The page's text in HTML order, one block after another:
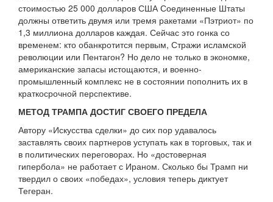
стоимостью 25 000 долларов США Соединенные Штаты
должны ответить двумя или тремя ракетами «Пэтриот» по
1,3 миллиона долларов каждая. Сейчас это гонка со
временем: кто обанкротится первым, Стражи исламской
революции или Пентагон? Но дело не только в экономке,
американские запасы истощаются, и военно-
промышленный комплекс не в состоянии пополнить их в
краткосрочной перспективе.
МЕТОД ТРАМПА ДОСТИГ СВОЕГО ПРЕДЕЛА
Автору «Искусства сделки» до сих пор удавалось
заставлять своих партнеров уступать как в торговых, так и
в политических переговорах. Но «достоверная
гипербола» не работает с Ираном. Сколько бы Трамп ни
твердил о своих «победах», условия теперь диктует
Тегеран.